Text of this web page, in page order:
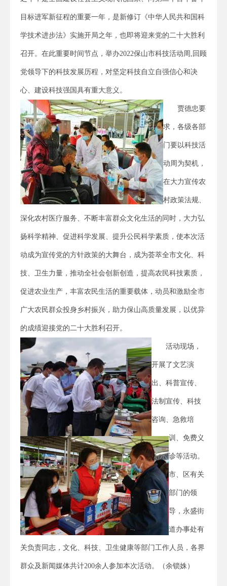
目标进军新征程的重要一年，是新修订《中华人民共和国科
学技术进步法》实施开局之年，也即将迎来党的二十大胜利
召开。在此重要时间节点，举办2022保山市科技活动周,回顾
党领导下的科技发展历程，对坚定科技自立自强信心和决
心、建设科技强国具有重大意义。
贾德忠要
求，各级各部
门要以科技活
动周为契机，
在大力宣传农
村政策法规、
深化农村医疗服务、不断丰富群众文化生活的同时，大力弘
扬科学精神、促进科学发展、提升公民科学素质，使本次活
动成为宣传党的方针政策的大舞台，成为荟萃全市文化、科
技、卫生力量，推动全社会创新创造，提高农民科技素质，
促进农业生产，丰富农民生活的重要载体，动员和激励全市
广大农民群众投身乡村振兴，助力保山高质量发展，以优异
的成绩迎接党的二十大胜利召开。
活动现场，
开展了文艺演
出、科普宣传、
法制宣传、科技
咨询、急救培
训、免费义
诊等活动。
市、区有关
部门的领
导，永盛街
道办事处有
关负责同志，文化、科技、卫生健康等部门工作人员，各界
群众及新闻媒体共计200余人参加本次活动。（余锁姝）